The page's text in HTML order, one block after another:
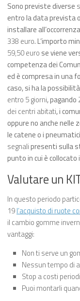
Sono previste diverse
entro la data prevista
installare
338 euro. L’importo
59,50 euro se viene
competenza dei
ed è compresa in una
caso, si ha la
entro 5 giorni, pagando
dei centri abitati, i
oppure no anche nelle
le catene o i
segnalipresenti sulla
punto in cui è collocato
Valutare un
In questo periodo
19l’acquisto di ruote
il cambio gomme
vantaggi:
Non ti serve un
Nessun tempo di
Stop a costi
Puoi montarli